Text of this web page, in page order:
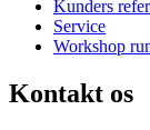
Kunders
Service
Workshop
Kontakt os